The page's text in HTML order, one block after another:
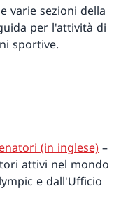
varie sezioni della
per l'attività di
sportive.
(in inglese) –
attivi nel mondo
e dall'Ufficio